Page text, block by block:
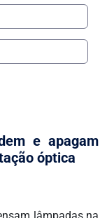
e apagam
óptica